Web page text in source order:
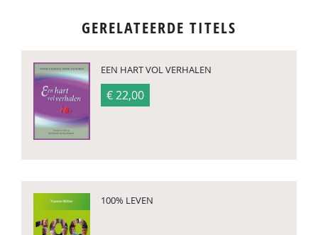
GERELATEERDE TITELS
EEN HART VOL VERHALEN
€ 22,00
​100% LEVEN